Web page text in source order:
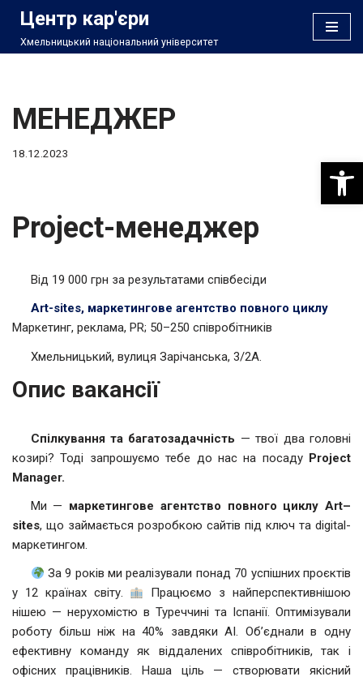
Перейти
Центр кар'єри
Хмельницький національний університет
МЕНЕДЖЕР
18.12.2023
Project-менеджер
Від 19 000 грн за результатами співбесіди
Art-sites, маркетингове агентство повного циклу
Маркетинг, реклама, PR; 50–250 співробітників
Хмельницький, вулиця Зарічанська, 3/2А.
Опис вакансії
Спілкування та багатозадачність — твої два головні
козирі? Тоді запрошуємо тебе до нас на посаду Project
Manager.
Ми — маркетингове агентство повного циклу Art–
sites, що займається розробкою сайтів під ключ та digital-
маркетингом.
За 9 років ми реалізували понад 70 успішних проєктів
у 12 країнах світу.
Працюємо з найперспективнішою
нішею — нерухомістю в Туреччині та Іспанії. Оптимізували
роботу більш ніж на 40% завдяки АІ. Об’єднали в одну
ефективну команду як віддалених співробітників, так і
офісних працівників. Наша ціль — створювати якісний